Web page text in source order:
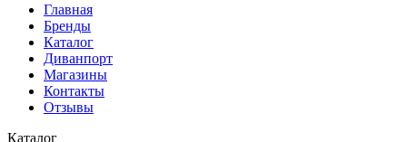
Главная
Бренды
Каталог
Диванпорт
Магазины
Контакты
Отзывы
Каталог